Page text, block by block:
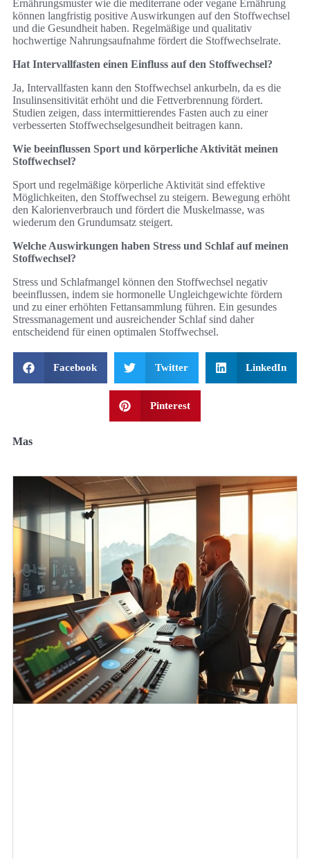
Ernährungsmuster wie die mediterrane oder vegane Ernährung
können langfristig positive Auswirkungen auf den Stoffwechsel
und die Gesundheit haben. Regelmäßige und qualitativ
hochwertige Nahrungsaufnahme fördert die Stoffwechselrate.
Hat Intervallfasten einen Einfluss auf den Stoffwechsel?
Ja, Intervallfasten kann den Stoffwechsel ankurbeln, da es die
Insulinsensitivität erhöht und die Fettverbrennung fördert.
Studien zeigen, dass intermittierendes Fasten auch zu einer
verbesserten Stoffwechselgesundheit beitragen kann.
Wie beeinflussen Sport und körperliche Aktivität meinen
Stoffwechsel?
Sport und regelmäßige körperliche Aktivität sind effektive
Möglichkeiten, den Stoffwechsel zu steigern. Bewegung erhöht
den Kalorienverbrauch und fördert die Muskelmasse, was
wiederum den Grundumsatz steigert.
Welche Auswirkungen haben Stress und Schlaf auf meinen
Stoffwechsel?
Stress und Schlafmangel können den Stoffwechsel negativ
beeinflussen, indem sie hormonelle Ungleichgewichte fördern
und zu einer erhöhten Fettansammlung führen. Ein gesundes
Stressmanagement und ausreichender Schlaf sind daher
entscheidend für einen optimalen Stoffwechsel.
Facebook Twitter LinkedIn
Pinterest
Mas